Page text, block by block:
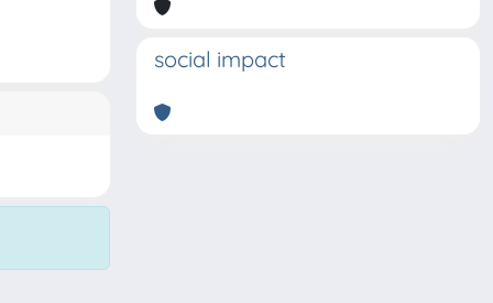
social impact